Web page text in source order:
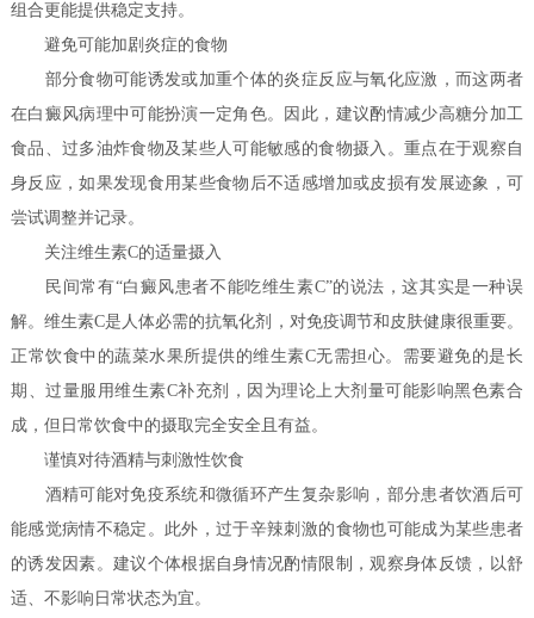
组合更能提供稳定支持。
避免可能加剧炎症的食物
部分食物可能诱发或加重个体的炎症反应与氧化应激，而这两者
在白癜风病理中可能扮演一定角色。因此，建议酌情减少高糖分加工
食品、过多油炸食物及某些人可能敏感的食物摄入。重点在于观察自
身反应，如果发现食用某些食物后不适感增加或皮损有发展迹象，可
尝试调整并记录。
关注维生素C的适量摄入
民间常有“白癜风患者不能吃维生素C”的说法，这其实是一种误
解。维生素C是人体必需的抗氧化剂，对免疫调节和皮肤健康很重要。
正常饮食中的蔬菜水果所提供的维生素C无需担心。需要避免的是长
期、过量服用维生素C补充剂，因为理论上大剂量可能影响黑色素合
成，但日常饮食中的摄取完全安全且有益。
谨慎对待酒精与刺激性饮食
酒精可能对免疫系统和微循环产生复杂影响，部分患者饮酒后可
能感觉病情不稳定。此外，过于辛辣刺激的食物也可能成为某些患者
的诱发因素。建议个体根据自身情况酌情限制，观察身体反馈，以舒
适、不影响日常状态为宜。